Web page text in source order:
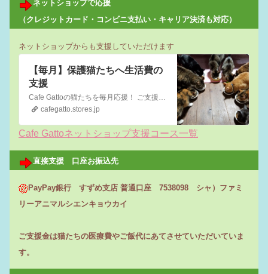
ネットショップで応援
（クレジットカード・コンビニ支払い・キャリア決済も対応）
ネットショップからも支援していただけます
【毎月】保護猫たちへ生活費の
支援
Cafe Gattoの猫たちを毎月応援！ ご支援金は保護猫たちのご飯代や医療費など保護猫カフェの運営費に充てられます。 猫たちの居場所を守り、1匹でも多くの猫たちに家族を見つけられるよう 皆さまのご協力をお願いいたします！ ☆毎月御礼のメッセージを送らせていただきます☆
cafegatto.stores.jp
Cafe Gattoネットショップ支援コース一覧
直接支援 口座お振込先
PayPay銀行 すずめ支店 普通口座 7538098 シャ）ファミ
リーアニマルシエンキョウカイ
ご支援金は猫たちの医療費やご飯代にあてさせていただいていま
す。